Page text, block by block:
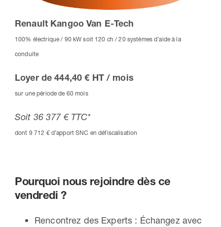
Renault Kangoo Van E-Tech
100% électrique / 90 kW soit 120 ch / 20 systèmes d’aide à la
conduite
Loyer de 444,40 € HT / mois
sur une période de 60 mois
Soit 36 377 € TTC*
dont 9 712 € d’apport SNC en défiscalisation
Pourquoi nous rejoindre dès ce
vendredi ?
Rencontrez des Experts : Échangez avec